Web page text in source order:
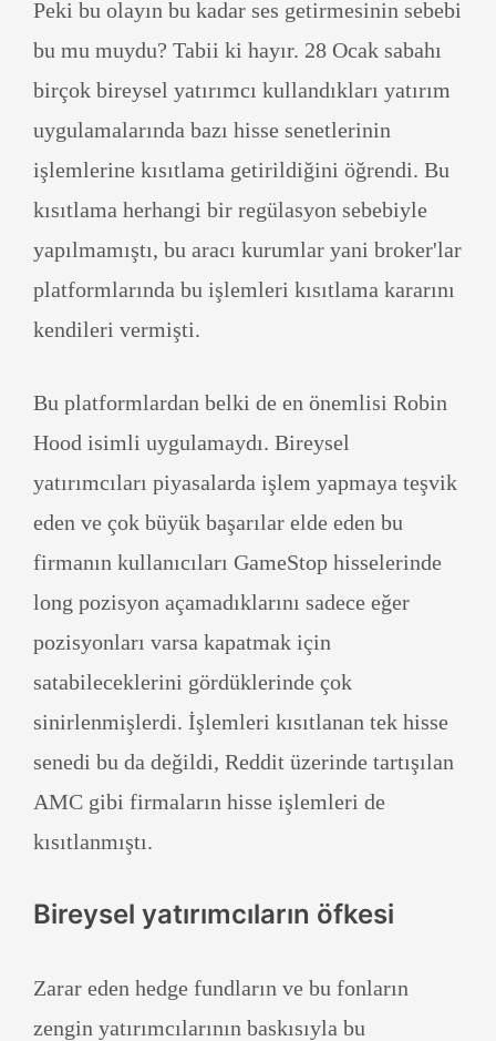
Peki bu olayın bu kadar ses getirmesinin sebebi
bu mu muydu? Tabii ki hayır. 28 Ocak sabahı
birçok bireysel yatırımcı kullandıkları yatırım
uygulamalarında bazı hisse senetlerinin
işlemlerine kısıtlama getirildiğini öğrendi. Bu
kısıtlama herhangi bir regülasyon sebebiyle
yapılmamıştı, bu aracı kurumlar yani broker'lar
platformlarında bu işlemleri kısıtlama kararını
kendileri vermişti.
Bu platformlardan belki de en önemlisi Robin
Hood isimli uygulamaydı. Bireysel
yatırımcıları piyasalarda işlem yapmaya teşvik
eden ve çok büyük başarılar elde eden bu
firmanın kullanıcıları GameStop hisselerinde
long pozisyon açamadıklarını sadece eğer
pozisyonları varsa kapatmak için
satabileceklerini gördüklerinde çok
sinirlenmişlerdi. İşlemleri kısıtlanan tek hisse
senedi bu da değildi, Reddit üzerinde tartışılan
AMC gibi firmaların hisse işlemleri de
kısıtlanmıştı.
Bireysel yatırımcıların öfkesi
Zarar eden hedge fundların ve bu fonların
zengin yatırımcılarının baskısıyla bu